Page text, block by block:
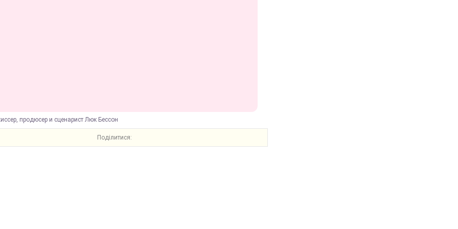
продюсер и сценарист Люк Бессон
Поділитися: